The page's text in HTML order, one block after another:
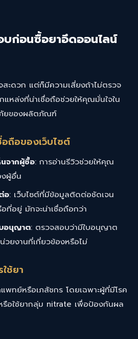
บก่อนซื้อยาอึดออนไลน์
ะดวก แต่ก็มีความเสี่ยงถ้าไม่ตรวจ
แหล่งที่น่าเชื่อถือช่วยให้คุณมั่นใจใน
ยของผลิตภัณฑ์
ถือของเว็บไซต์
จากผู้ซื้อ: การอ่านรีวิวช่วยให้คุณ
งผู้อื่น
อ: เว็บไซต์ที่มีข้อมูลติดต่อชัดเจน
ที่อยู่ มักจะน่าเชื่อถือกว่า
อนุญาต: ตรวจสอบว่ามีใบอนุญาต
วยงานที่เกี่ยวข้องหรือไม่
ช้ยา
พทย์หรือเภสัชกร โดยเฉพาะผู้ที่มีโรค
อใช้ยากลุ่ม nitrate เพื่อป้องกันผล